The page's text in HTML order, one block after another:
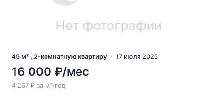
45 м² , 2-комнатную квартиру 17 июля 2026
16 000 ₽/мес
4 267 ₽ за м²/год